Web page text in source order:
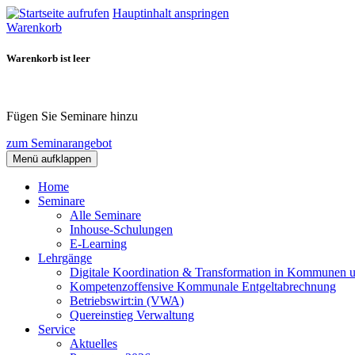
Hauptinhalt anspringen
Warenkorb
Warenkorb ist leer
Fügen Sie Seminare hinzu
zum Seminarangebot
Menü aufklappen
Home
Seminare
Alle Seminare
Inhouse-Schulungen
E-Learning
Lehrgänge
Digitale Koordination & Transformation in Kommunen
Kompetenzoffensive Kommunale Entgeltabrechnung
Betriebswirt:in (VWA)
Quereinstieg Verwaltung
Service
Aktuelles